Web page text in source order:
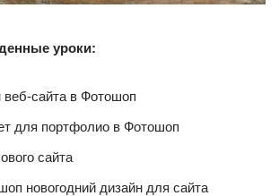
уроки:
веб-сайта в Фотошоп
для портфолио в Фотошоп
сайта
новогодний дизайн для сайта